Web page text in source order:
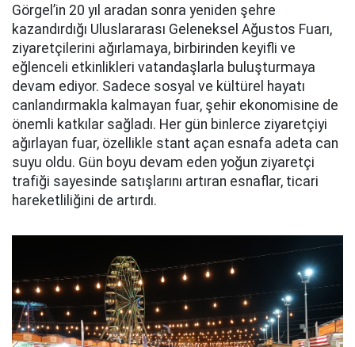
Görgel’in 20 yıl aradan sonra yeniden şehre
kazandırdığı Uluslararası Geleneksel Ağustos Fuarı,
ziyaretçilerini ağırlamaya, birbirinden keyifli ve
eğlenceli etkinlikleri vatandaşlarla buluşturmaya
devam ediyor. Sadece sosyal ve kültürel hayatı
canlandırmakla kalmayan fuar, şehir ekonomisine de
önemli katkılar sağladı. Her gün binlerce ziyaretçiyi
ağırlayan fuar, özellikle stant açan esnafa adeta can
suyu oldu. Gün boyu devam eden yoğun ziyaretçi
trafiği sayesinde satışlarını artıran esnaflar, ticari
hareketliliğini de artırdı.